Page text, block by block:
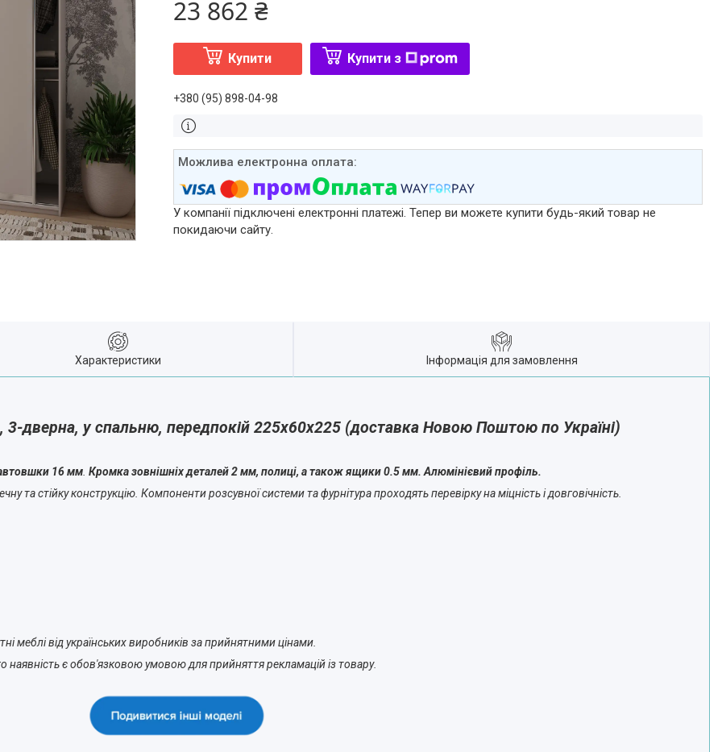
23 862 ₴
Купити Купити з
+380 (95) 898-04-98
У компанії підключені електронні платежі. Тепер ви можете купити будь-який товар не
покидаючи сайту.
Характеристики Інформація для замовлення
дверна, у спальню, передпокій 225х60х225 (доставка Новою Поштою по Україні)
16 мм Кромка зовнішніх деталей 2 мм, полиці, а також ящики 0.5 мм. Алюмінієвий профіль.
та стійку конструкцію. Компоненти розсувної системи та фурнітура проходять перевірку на міцність і довговічність.
меблі від українських виробників за прийнятними цінами.
є обов'язковою умовою для прийняття рекламацій із товару.